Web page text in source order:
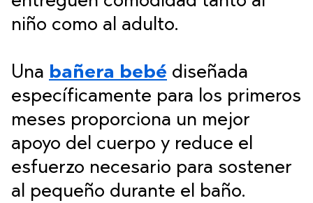
niño como al adulto.
Una bañera bebé diseñada
específicamente para los primeros
meses proporciona un mejor
apoyo del cuerpo y reduce el
esfuerzo necesario para sostener
al pequeño durante el baño.